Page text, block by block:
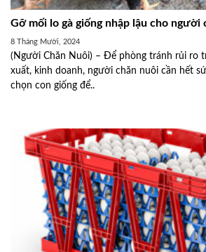
Gỡ mối lo gà giống nhập lậu cho người
8 Tháng Mười, 2024
(Người Chăn Nuôi) – Để phòng tránh rủi ro
xuất, kinh doanh, người chăn nuôi cần hết
chọn con giống để..